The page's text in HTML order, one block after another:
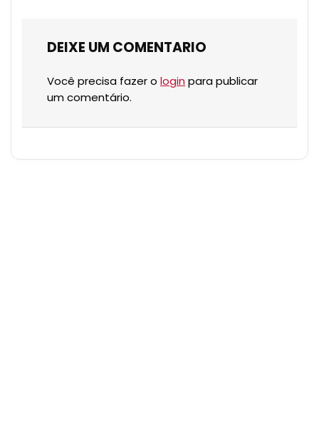
DEIXE UM COMENTARIO
Você precisa fazer o login para publicar
um comentário.